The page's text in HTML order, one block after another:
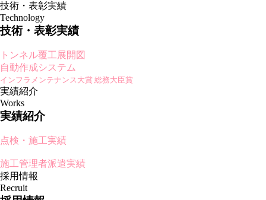
技術・表彰実績
Technology
技術・表彰実績
トンネル覆工展開図
自動作成システム
インフラメンテナンス大賞 総務大臣賞
実績紹介
Works
実績紹介
点検・施工実績
施工管理者派遣実績
採用情報
Recruit